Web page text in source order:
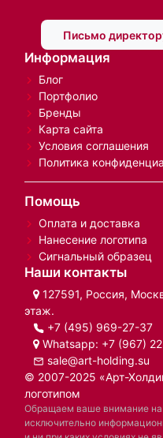
Письмо
Информация
Блог
Портфолио
Бренды
Карта сайта
Условия соглашения
Политика
Помощь
Оплата и доставка
Нанесение логотипа
Сигнальный образец
Наши контакты
127591, Россия,
этаж.
+7 (495) 969-27-37
Whatsapp: +7 (967)
sale@art-holding.su
© 2007-2025 «Арт-
логотипом
Обращаем ваше внимание на
исключительно